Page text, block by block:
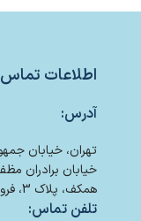
اطلاعات تماس
آدرس:
تهران، خیابان
خیابان برادران
همکف، پلاک 3، فروشگاه مینتی
تلفن تماس: